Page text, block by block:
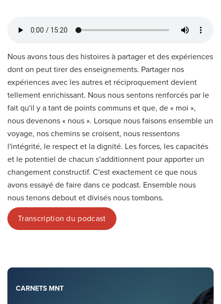
Nous avons tous des histoires à partager et des expériences
dont on peut tirer des enseignements. Partager nos
expériences avec les autres et réciproquement devient
tellement enrichissant. Nous nous sentons renforcés par le
fait qu'il y a tant de points communs et que, de « moi »,
nous devenons « nous ». Lorsque nous faisons ensemble un
voyage, nos chemins se croisent, nous ressentons
l'intégrité, le respect et la dignité. Les forces, les capacités
et le potentiel de chacun s'additionnent pour apporter un
changement constructif. C'est exactement ce que nous
avons essayé de faire dans ce podcast. Ensemble nous
nous tenons debout et divisés nous tombons.
Transcription du podcast
CARNETS MNT